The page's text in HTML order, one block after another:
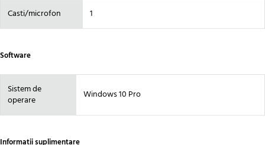
Casti/microfon 1
Software
Sistem de
operare
Windows 10 Pro
Informatii suplimentare